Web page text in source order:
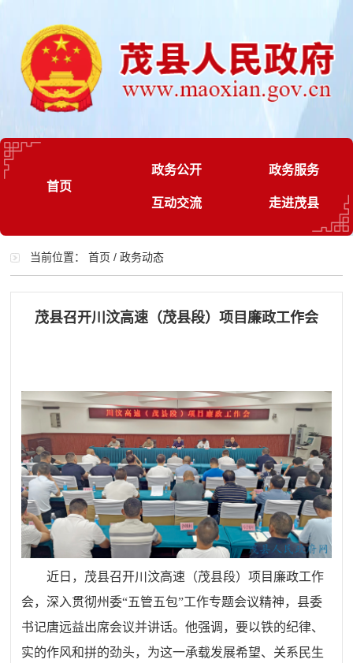
首页
政务公开 政务服务
互动交流 走进茂县
当前位置：首页 /政务动态
茂县召开川汶高速（茂县段）项目廉政工作会
近日，茂县召开川汶高速（茂县段）项目廉政工作
会，深入贯彻州委“五管五包”工作专题会议精神，县委
书记唐远益出席会议并讲话。他强调，要以铁的纪律、
实的作风和拼的劲头，为这一承载发展希望、关系民生